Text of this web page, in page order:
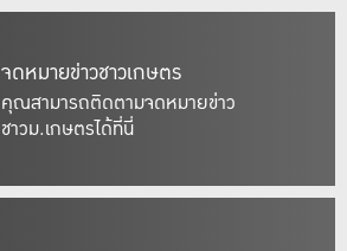
จดหมายข่าวชาวเกษตร
คุณสามารถติดตามจดหมายข่าว
ชาวม.เกษตรได้ที่นี่